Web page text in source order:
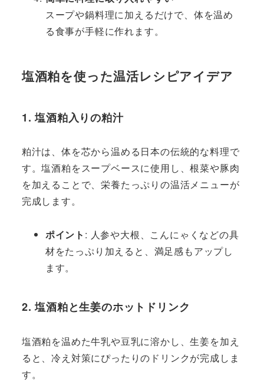
スープや鍋料理に加えるだけで、体を温め
る食事が手軽に作れます。
塩酒粕を使った温活レシピアイデア
1. 塩酒粕入りの粕汁
粕汁は、体を芯から温める日本の伝統的な料理で
す。塩酒粕をスープベースに使用し、根菜や豚肉
を加えることで、栄養たっぷりの温活メニューが
完成します。
ポイント : 人参や大根、こんにゃくなどの具
材をたっぷり加えると、満足感もアップし
ます。
2. 塩酒粕と生姜のホットドリンク
塩酒粕を温めた牛乳や豆乳に溶かし、生姜を加え
ると、冷え対策にぴったりのドリンクが完成しま
す。